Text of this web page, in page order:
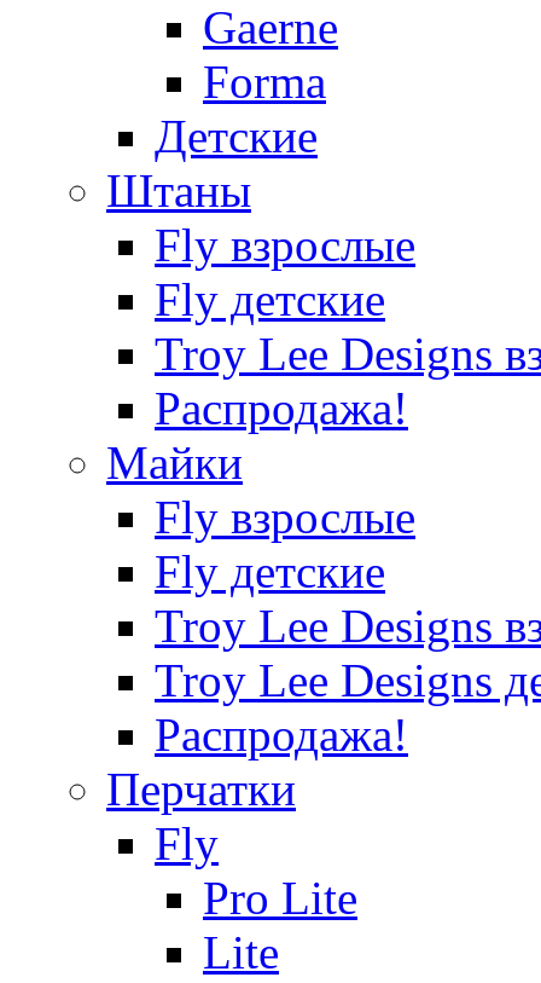
Gaerne
Forma
Детские
Штаны
Fly взрослые
Fly детские
Troy Lee Designs
Распродажа!
Майки
Fly взрослые
Fly детские
Troy Lee Designs
Troy Lee Designs
Распродажа!
Перчатки
Fly
Pro Lite
Lite